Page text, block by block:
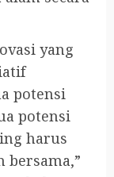
yang
potensi
potensi
harus